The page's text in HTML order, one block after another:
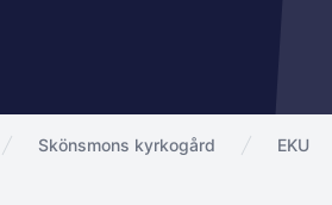
Skönsmons kyrkogård EKU